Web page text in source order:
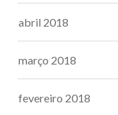
abril 2018
março 2018
fevereiro 2018